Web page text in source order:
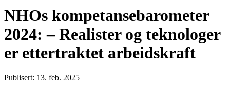
NHOs kompetansebarometer
2024: – Realister og teknologer
er ettertraktet arbeidskraft
Publisert: 13. feb. 2025